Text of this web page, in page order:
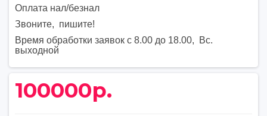
Оплата нал/безнал
Звоните, пишите!
Время обработки заявок с 8.00 до 18.00, Вс.
выходной
100000р.